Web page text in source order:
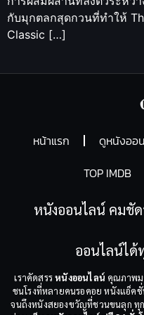
กับมุกตลกสุดกวนที่ทำให้
Classic […]
หน้าแรก ดูหนังออ
TOP IMDB
หนังออนไลน์ คมชั
ออนไลน์ได้
เราคัดสรรหนังออนไลน์ คุณภาพม
ชนโรงที่หลายคนรอคอย หนังแอ็ค
จนถึงหนังสยองขวัญที่ชวนขนลุก ทุ